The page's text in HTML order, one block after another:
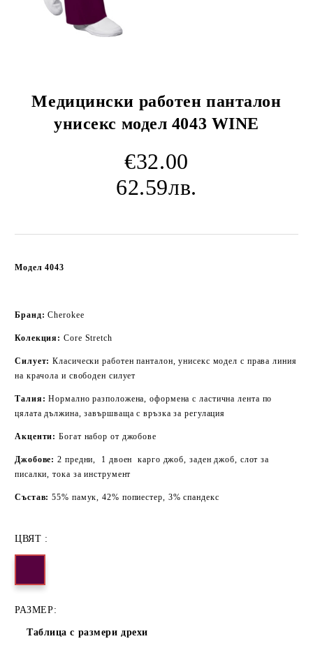
Медицински работен панталон
унисекс модел 4043 WINE
€32.00
62.59лв.
Модел 4043
Бранд: Cherokee
Колекция: Core Stretch
Силует: Класически работен панталон, унисекс модел с права линия
на крачола и свободен силует
Талия: Нормално разположена, оформена с ластична лента по
цялата дължина, завършваща с връзка за регулация
Акценти: Богат набор от джобове
Джобове: 2 предни, 1 двоен карго джоб, заден джоб, слот за
писалки, тока за инструмент
Състав:55% памук, 42% попиестер, 3% спандекс
ЦВЯТ :
РАЗМЕР:
Таблица с размери дрехи